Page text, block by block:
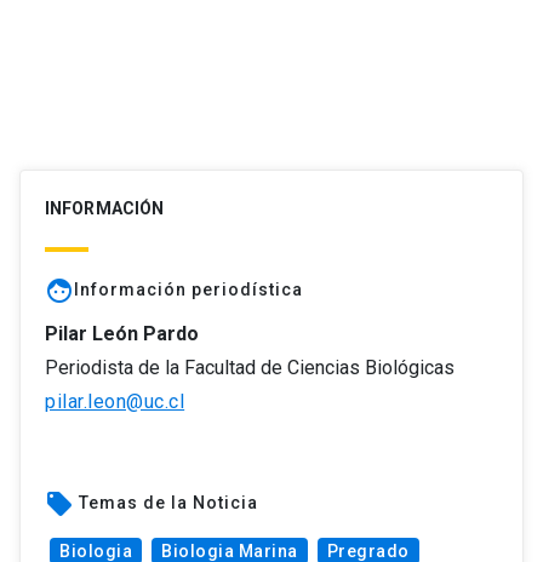
INFORMACIÓN
face Información periodística
Pilar León Pardo
Periodista de la Facultad de Ciencias Biológicas
pilar.leon@uc.cl
local_offer Temas de la Noticia
Biologia Biologia Marina Pregrado